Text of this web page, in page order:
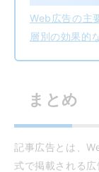
Web広告の主
層別の効果的
まとめ
記事広告とは、
式で掲載される